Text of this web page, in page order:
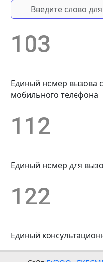
103
Единый номер вызова
мобильного телефона
112
Единый номер для
122
Единый